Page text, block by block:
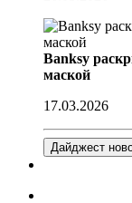
Banksy
маской
17.03.2026
Дайджест